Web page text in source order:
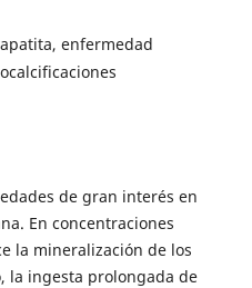
enfermedad
de gran interés en
En concentraciones
la mineralización de los
la ingesta prolongada de